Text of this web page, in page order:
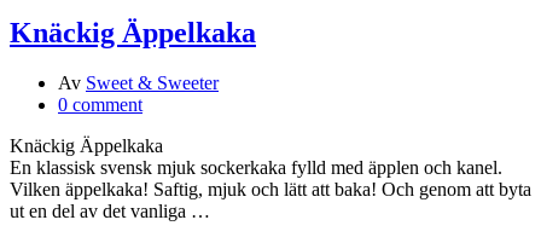
Knäckig Äppelkaka
Av Sweet & Sweeter
0 comment
Knäckig Äppelkaka
En klassisk svensk mjuk sockerkaka fylld med äpplen och kanel.
Vilken äppelkaka! Saftig, mjuk och lätt att baka! Och genom att byta
ut en del av det vanliga …